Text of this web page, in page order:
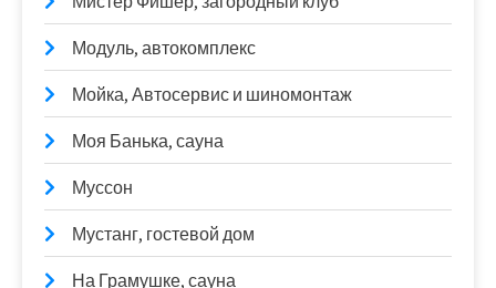
Модуль, автокомплекс
Мойка, Автосервис и шиномонтаж
Моя Банька, сауна
Муссон
Мустанг, гостевой дом
На Грамушке, сауна